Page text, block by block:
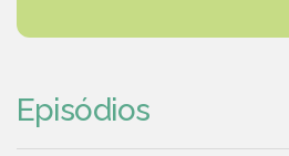
Episódios